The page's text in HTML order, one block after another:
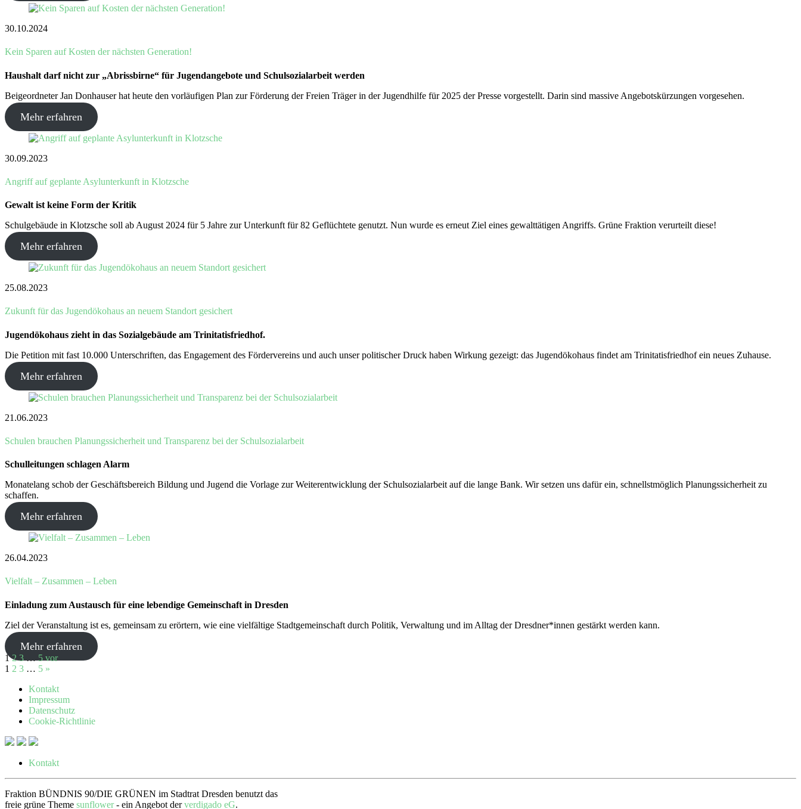
30.10.2024
Kein Sparen auf Kosten der nächsten Generation!
Haushalt darf nicht zur „Abrissbirne“ für Jugendangebote und Schulsozialarbeit werden
Beigeordneter Jan Donhauser hat heute den vorläufigen Plan zur Förderung der Freien Träger in der Jugendhilfe für 2025 der Presse vorgestellt. Darin sind massive Angebotskürzungen vorgesehen.
Mehr erfahren
30.09.2023
Angriff auf geplante Asylunterkunft in Klotzsche
Gewalt ist keine Form der Kritik
Schulgebäude in Klotzsche soll ab August 2024 für 5 Jahre zur Unterkunft für 82 Geflüchtete genutzt. Nun wurde es erneut Ziel eines gewalttätigen Angriffs. Grüne Fraktion verurteilt diese!
Mehr erfahren
25.08.2023
Zukunft für das Jugendökohaus an neuem Standort gesichert
Jugendökohaus zieht in das Sozialgebäude am Trinitatisfriedhof.
Die Petition mit fast 10.000 Unterschriften, das Engagement des Fördervereins und auch unser politischer Druck haben Wirkung gezeigt: das Jugendökohaus findet am Trinitatisfriedhof ein neues Zuhause.
Mehr erfahren
21.06.2023
Schulen brauchen Planungssicherheit und Transparenz bei der Schulsozialarbeit
Schulleitungen schlagen Alarm
Monatelang schob der Geschäftsbereich Bildung und Jugend die Vorlage zur Weiterentwicklung der Schulsozialarbeit auf die lange Bank. Wir setzen uns dafür ein, schnellstmöglich Planungssicherheit zu
schaffen.
Mehr erfahren
26.04.2023
Vielfalt – Zusammen – Leben
Einladung zum Austausch für eine lebendige Gemeinschaft in Dresden
Ziel der Veranstaltung ist es, gemeinsam zu erörtern, wie eine vielfältige Stadtgemeinschaft durch Politik, Verwaltung und im Alltag der Dresdner*innen gestärkt werden kann.
Mehr erfahren
1 2 3 5 vor
1 2 3 … 5 »
Kontakt
Impressum
Datenschutz
Cookie-Richtlinie
Kontakt
Fraktion BÜNDNIS 90/DIE GRÜNEN im Stadtrat Dresden benutzt das
freie grüne Theme sunflower‐ ein Angebot derverdigado eG.